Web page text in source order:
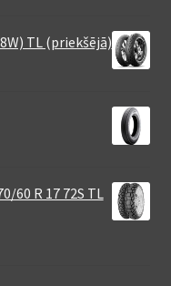
TL (priekšējā)
60 R 17 72S TL